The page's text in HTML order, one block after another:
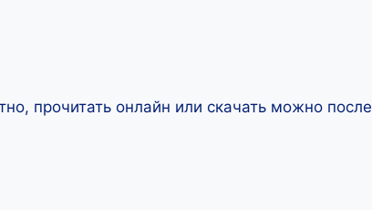
прочитать онлайн или скачать можно после